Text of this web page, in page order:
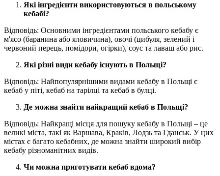
Які інгредієнти використовуються в польському
кебабі?
Відповідь: Основними інгредієнтами польського кебабу є
м'ясо (баранина або яловичина), овочі (цибуля, зелений і
червоний перець, помідори, огірки), соус та лаваш або рис.
Які різні види кебабу існують в Польщі?
Відповідь: Найпопулярнішими видами кебабу в Польщі є
кебаб у піті, кебаб на тарілці та кебаб в булці.
Де можна знайти найкращий кебаб в Польщі?
Відповідь: Найкращі місця для пошуку кебабу в Польщі – це
великі міста, такі як Варшава, Краків, Лодзь та Гданськ. У цих
містах є багато кебабних, де можна знайти широкий вибір
кебабу різноманітних видів.
Чи можна приготувати кебаб вдома?